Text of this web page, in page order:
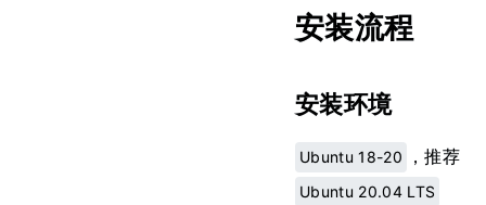
安装流程
安装环境
Ubuntu 18-20 ，推荐
Ubuntu 20.04 LTS